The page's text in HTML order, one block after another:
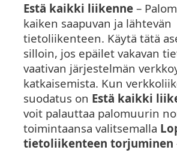
Estä kaikki liikenne –
kaiken saapuvan ja lähtevän
tietoliikenteen. Käytä tätä
silloin, jos epäilet vakavan
vaativan järjestelmän
katkaisemista. Kun
suodatus on Estä kaikki
voit palauttaa palomuurin
toimintaansa valitsemalla
tietoliikenteen torjuminen